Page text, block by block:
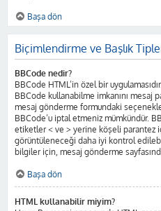
Başa dön
Biçimlendirme ve Başlık
BBCode nedir?
BBCode HTML’in özel bir
BBCode kullanabilme imkanını mesaj
mesaj gönderme formundaki
BBCode’u iptal etmeniz mümkündür.
etiketler < ve > yerine köşeli parantez
görüntüleneceği daha iyi kontrol
bilgiler için, mesaj gönderme
Başa dön
HTML kullanabilir miyim?